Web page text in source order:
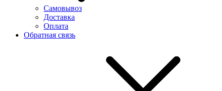
Самовывоз
Доставка
Оплата
Обратная связь